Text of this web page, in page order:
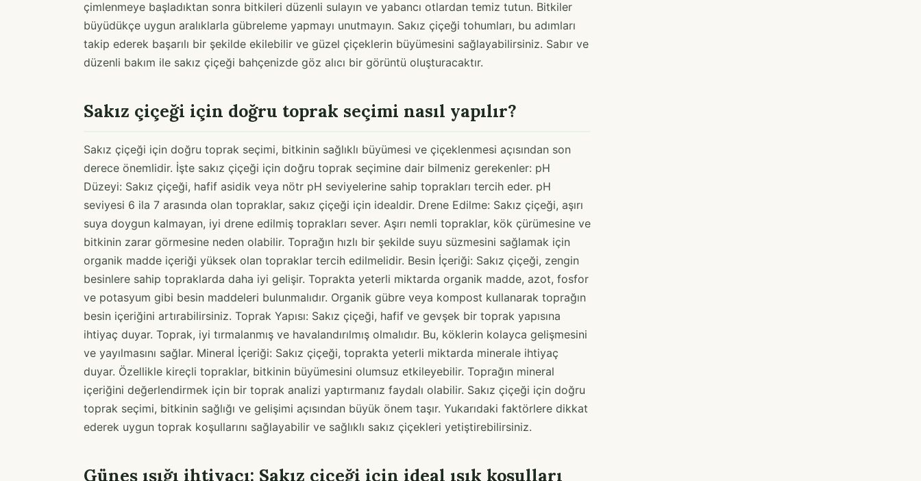
çimlenmeye başladıktan sonra bitkileri düzenli sulayın ve yabancı otlardan temiz tutun. Bitkiler
büyüdükçe uygun aralıklarla gübreleme yapmayı unutmayın. Sakız çiçeği tohumları, bu adımları
takip ederek başarılı bir şekilde ekilebilir ve güzel çiçeklerin büyümesini sağlayabilirsiniz. Sabır ve
düzenli bakım ile sakız çiçeği bahçenizde göz alıcı bir görüntü oluşturacaktır.
Sakız çiçeği için doğru toprak seçimi nasıl yapılır?
Sakız çiçeği için doğru toprak seçimi, bitkinin sağlıklı büyümesi ve çiçeklenmesi açısından son
derece önemlidir. İşte sakız çiçeği için doğru toprak seçimine dair bilmeniz gerekenler: pH
Düzeyi: Sakız çiçeği, hafif asidik veya nötr pH seviyelerine sahip toprakları tercih eder. pH
seviyesi 6 ila 7 arasında olan topraklar, sakız çiçeği için idealdir. Drene Edilme: Sakız çiçeği, aşırı
suya doygun kalmayan, iyi drene edilmiş toprakları sever. Aşırı nemli topraklar, kök çürümesine ve
bitkinin zarar görmesine neden olabilir. Toprağın hızlı bir şekilde suyu süzmesini sağlamak için
organik madde içeriği yüksek olan topraklar tercih edilmelidir. Besin İçeriği: Sakız çiçeği, zengin
besinlere sahip topraklarda daha iyi gelişir. Toprakta yeterli miktarda organik madde, azot, fosfor
ve potasyum gibi besin maddeleri bulunmalıdır. Organik gübre veya kompost kullanarak toprağın
besin içeriğini artırabilirsiniz. Toprak Yapısı: Sakız çiçeği, hafif ve gevşek bir toprak yapısına
ihtiyaç duyar. Toprak, iyi tırmalanmış ve havalandırılmış olmalıdır. Bu, köklerin kolayca gelişmesini
ve yayılmasını sağlar. Mineral İçeriği: Sakız çiçeği, toprakta yeterli miktarda minerale ihtiyaç
duyar. Özellikle kireçli topraklar, bitkinin büyümesini olumsuz etkileyebilir. Toprağın mineral
içeriğini değerlendirmek için bir toprak analizi yaptırmanız faydalı olabilir. Sakız çiçeği için doğru
toprak seçimi, bitkinin sağlığı ve gelişimi açısından büyük önem taşır. Yukarıdaki faktörlere dikkat
ederek uygun toprak koşullarını sağlayabilir ve sağlıklı sakız çiçekleri yetiştirebilirsiniz.
Güneş ışığı ihtiyacı: Sakız çiçeği için ideal ışık koşulları